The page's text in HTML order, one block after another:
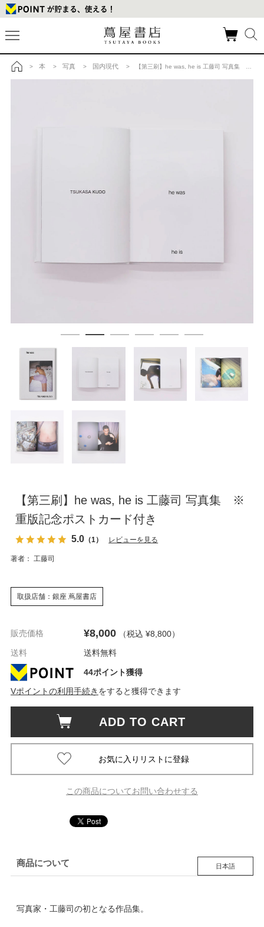
トップ
> 本 > 写真 > 国内現代 > 【第三刷】he was, he is 工藤司 写真集 ※重版記念ポストカード付きの商品詳細
【第三刷】he was, he is 工藤司 写真集 ※
重版記念ポストカード付き
5.0 （1） レビューを見る
著者： 工藤司
取扱店舗：銀座 蔦屋書店
販売価格 ¥8,000 （税込 ¥8,800）
送料
送料無料
44ポイント獲得
Vポイントの利用手続き をすると獲得できます
ADD TO CART
この商品についてお問い合わせする
商品について 日本語
写真家・工藤司の初となる作品集。